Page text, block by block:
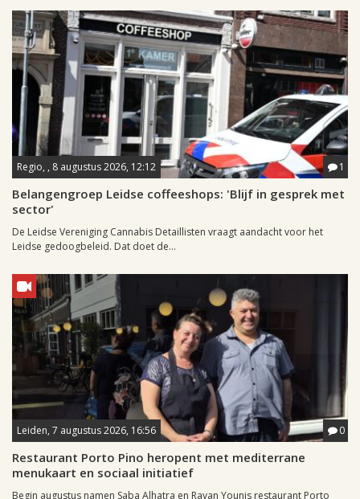
Regio, , 8 augustus 2026, 12:12 1
Belangengroep Leidse coffeeshops: 'Blijf in gesprek met
sector'
De Leidse Vereniging Cannabis Detaillisten vraagt aandacht voor het
Leidse gedoogbeleid. Dat doet de...
Leiden, 7 augustus 2026, 16:56 0
Restaurant Porto Pino heropent met mediterrane
menukaart en sociaal initiatief
Begin augustus namen Saba Alhatra en Rayan Younis restaurant Porto